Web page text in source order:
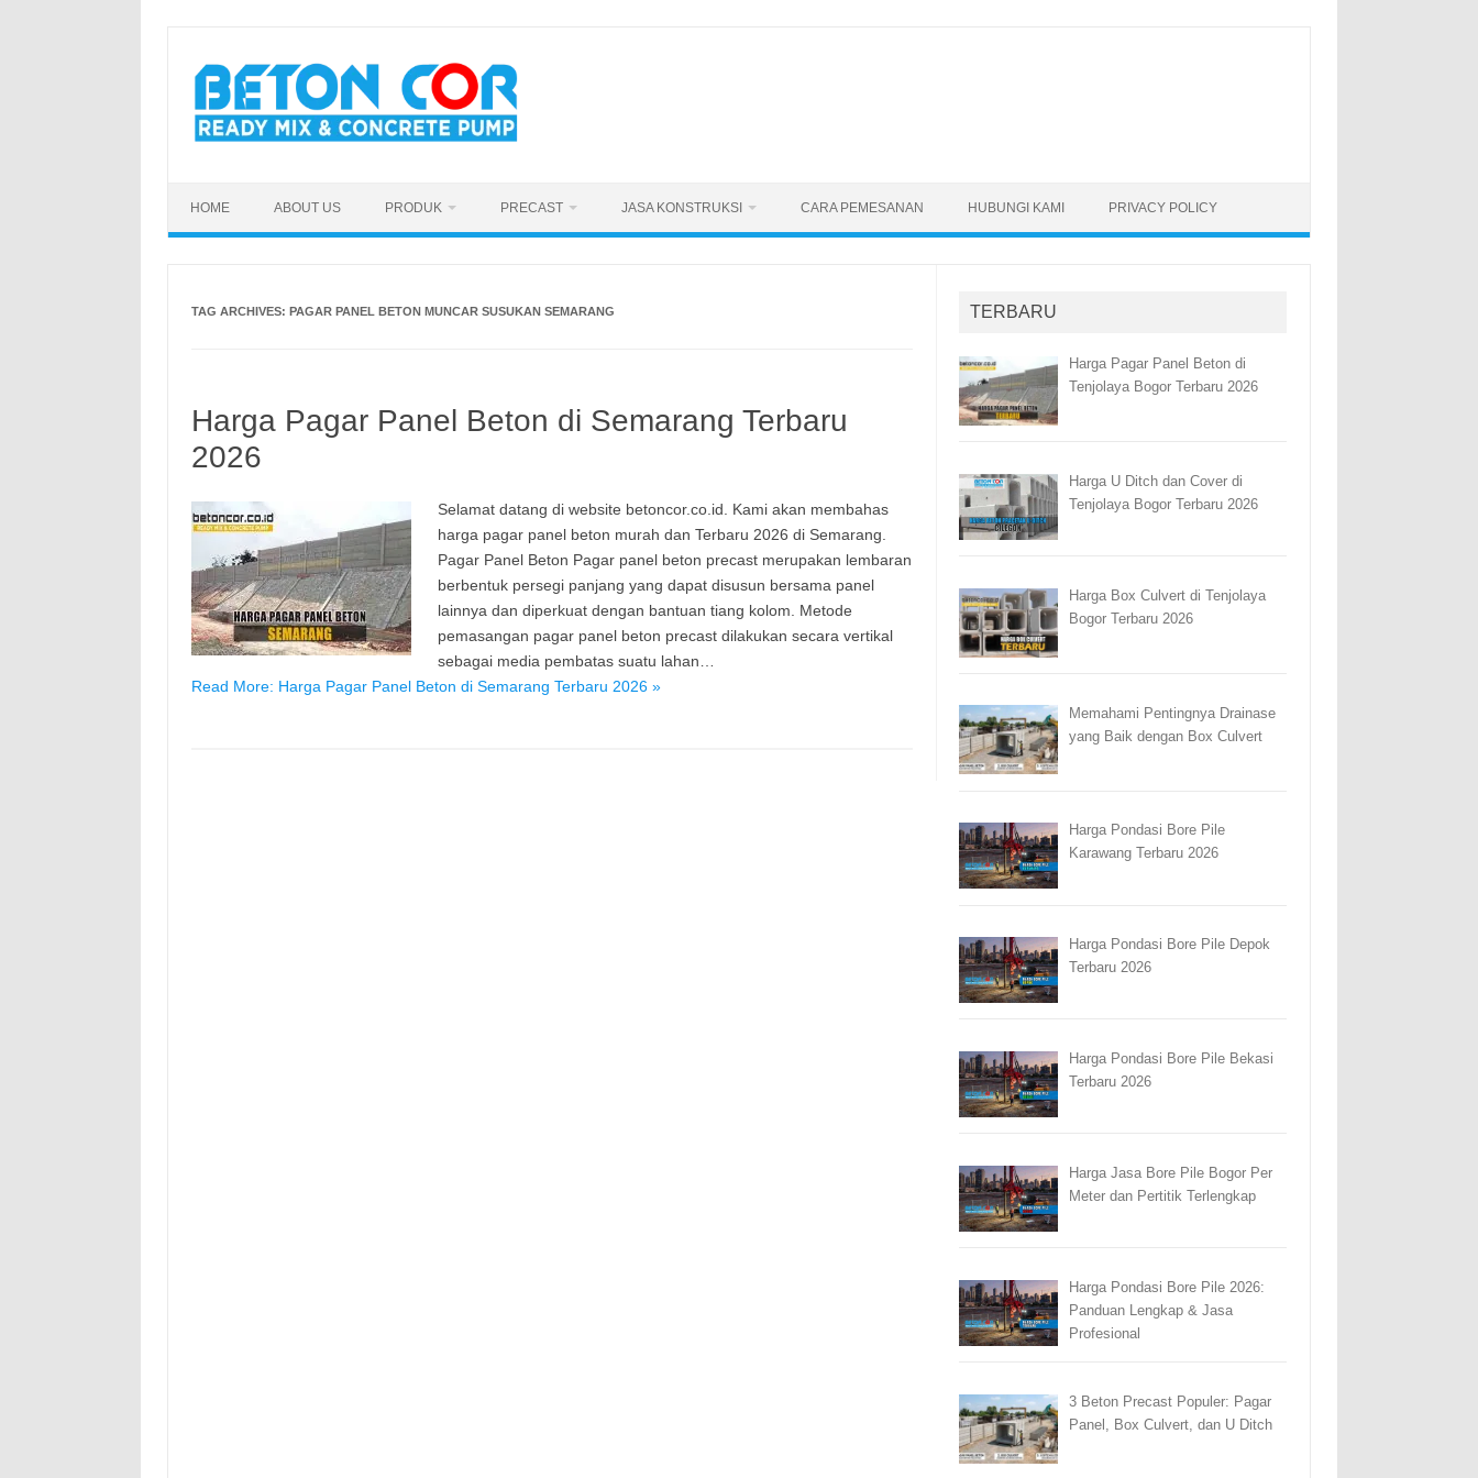
content
HOME ABOUT US PRODUK PRECAST JASA KONSTRUKSI CARA PEMESANAN HUBUNGI KAMI PRIVACY POLICY
TAG ARCHIVES: PAGAR PANEL BETON MUNCAR SUSUKAN SEMARANG
Harga Pagar Panel Beton di Semarang Terbaru
2026
Selamat datang di website betoncor.co.id. Kami akan membahas
harga pagar panel beton murah dan Terbaru 2026 di Semarang.
Pagar Panel Beton Pagar panel beton precast merupakan lembaran
berbentuk persegi panjang yang dapat disusun bersama panel
lainnya dan diperkuat dengan bantuan tiang kolom. Metode
pemasangan pagar panel beton precast dilakukan secara vertikal
sebagai media pembatas suatu lahan…
Read More: Harga Pagar Panel Beton di Semarang Terbaru 2026 »
TERBARU
Harga Pagar Panel Beton di
Tenjolaya Bogor Terbaru 2026
Harga U Ditch dan Cover di
Tenjolaya Bogor Terbaru 2026
Harga Box Culvert di Tenjolaya
Bogor Terbaru 2026
Memahami Pentingnya Drainase
yang Baik dengan Box Culvert
Harga Pondasi Bore Pile
Karawang Terbaru 2026
Harga Pondasi Bore Pile Depok
Terbaru 2026
Harga Pondasi Bore Pile Bekasi
Terbaru 2026
Harga Jasa Bore Pile Bogor Per
Meter dan Pertitik Terlengkap
Harga Pondasi Bore Pile 2026:
Panduan Lengkap & Jasa
Profesional
3 Beton Precast Populer: Pagar
Panel, Box Culvert, dan U Ditch